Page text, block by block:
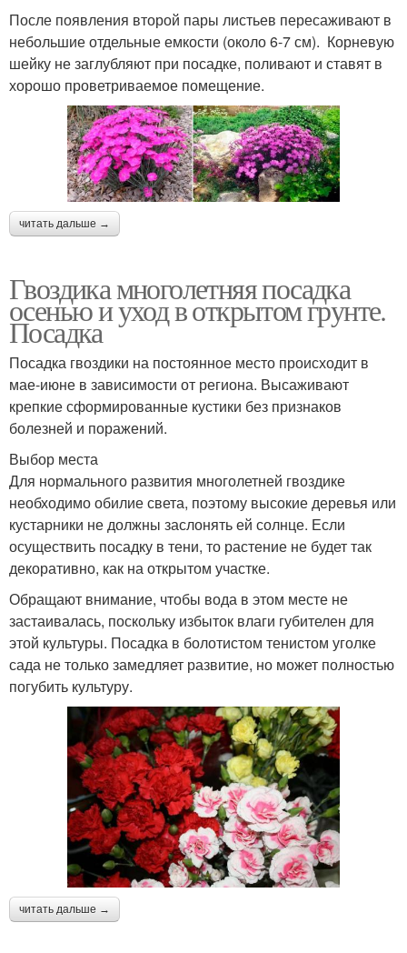
После появления второй пары листьев пересаживают в
небольшие отдельные емкости (около 6-7 см). Корневую
шейку не заглубляют при посадке, поливают и ставят в
хорошо проветриваемое помещение.
читать дальше →
Гвоздика многолетняя посадка
осенью и уход в открытом грунте.
Посадка
Посадка гвоздики на постоянное место происходит в
мае-июне в зависимости от региона. Высаживают
крепкие сформированные кустики без признаков
болезней и поражений.
Выбор места
Для нормального развития многолетней гвоздике
необходимо обилие света, поэтому высокие деревья или
кустарники не должны заслонять ей солнце. Если
осуществить посадку в тени, то растение не будет так
декоративно, как на открытом участке.
Обращают внимание, чтобы вода в этом месте не
застаивалась, поскольку избыток влаги губителен для
этой культуры. Посадка в болотистом тенистом уголке
сада не только замедляет развитие, но может полностью
погубить культуру.
читать дальше →